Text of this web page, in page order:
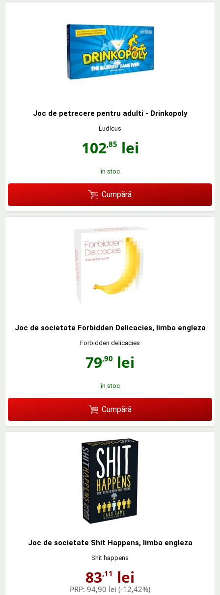
Joc de petrecere pentru adulti - Drinkopoly
Ludicus
102,85 lei
în stoc
Cumpără
Joc de societate Forbidden Delicacies, limba engleza
Forbidden delicacies
79,90 lei
în stoc
Cumpără
Joc de societate Shit Happens, limba engleza
Shit happens
83,11 lei
PRP: 94,90 lei (-12,42%)